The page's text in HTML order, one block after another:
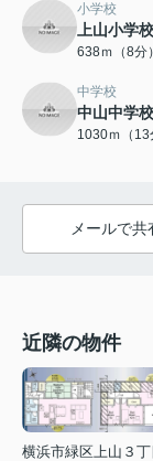
小学校
上山小学校
638ｍ（8分）
中学校
中山中学校
1030ｍ（13
メールで共
近隣の物件
横浜市緑区上山３丁